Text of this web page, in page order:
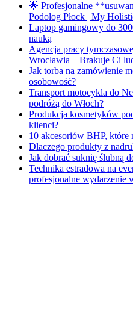
🌟 Profesjonalne
Podolog Płock | My
Laptop gamingowy do
nauką
Agencja pracy
Wrocławia – Brakuje Ci
Jak torba na zamówienie
osobowość?
Transport motocykla do
podróżą do Włoch?
Produkcja kosmetyków
klienci?
10 akcesoriów BHP, które
Dlaczego produkty z
Jak dobrać suknię ślubną
Technika estradowa na
profesjonalne wydarzenie